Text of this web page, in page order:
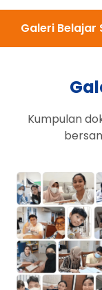
Galeri Belajar
Kumpulan